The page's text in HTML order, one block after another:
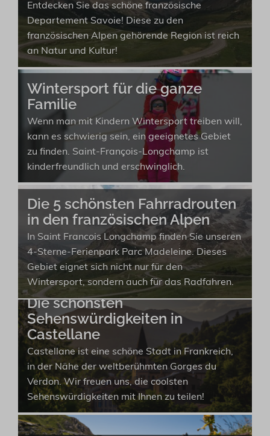
Entdecken Sie das schöne französische
Departement Savoie! Diese zu den
französischen Alpen gehörende Region ist reich
an Natur und Kultur!
Wintersport für die ganze
Familie
Wenn man mit Kindern Wintersport treiben will,
kann es schwierig sein, ein geeignetes Gebiet
zu finden. Saint-François-Longchamp ist
kinderfreundlich und erschwinglich.
Die 5 schönsten Fahrradrouten
in den französischen Alpen
In Saint Francois Longchamp finden Sie unseren
4-Sterne-Ferienpark Parc Madeleine. Dieses
Gebiet eignet sich nicht nur für den
Wintersport, sondern auch für das Radfahren.
Die schönsten
Sehenswürdigkeiten in
Castellane
Castellane ist eine schöne Stadt in Frankreich,
in der Nähe der weltberühmten Gorges du
Verdon. Wir freuen uns, die coolsten
Sehenswürdigkeiten mit Ihnen zu teilen!